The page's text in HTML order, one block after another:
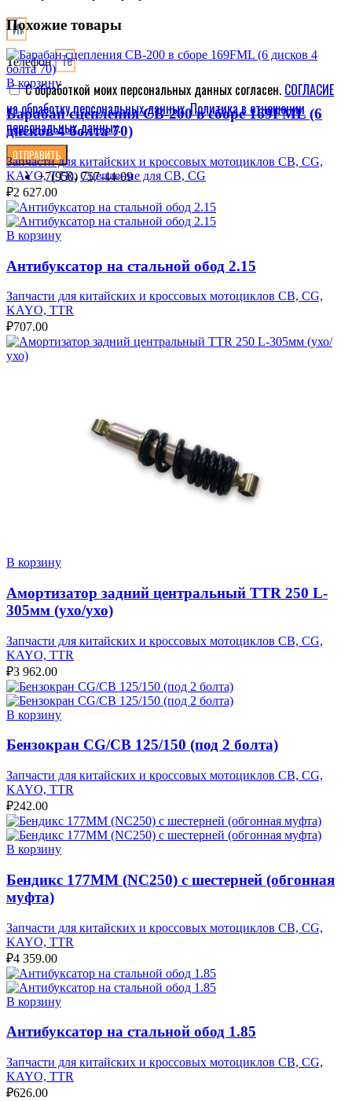
Телефон
С обработкой моих персональных данных согласен. СОГЛАСИЕ
на обработку персональных данных.Политика в отношении
персональных данных.
ОТПРАВИТЬ
+7(950) 757-44-09
Похожие товары
В корзину
Барабан сцепления CB-200 в сборе 169FML (6
дисков 4 болта 70)
Запчасти для китайских и кроссовых мотоциклов CB, CG,
KAYO, TTR,Сцепление для CB, CG
₽2 627.00
В корзину
Антибуксатор на стальной обод 2.15
Запчасти для китайских и кроссовых мотоциклов CB, CG,
KAYO, TTR
₽707.00
В корзину
Амортизатор задний центральный TTR 250 L-
305мм (ухо/ухо)
Запчасти для китайских и кроссовых мотоциклов CB, CG,
KAYO, TTR
₽3 962.00
В корзину
Бензокран CG/CB 125/150 (под 2 болта)
Запчасти для китайских и кроссовых мотоциклов CB, CG,
KAYO, TTR
₽242.00
В корзину
Бендикс 177MM (NC250) с шестерней (обгонная
муфта)
Запчасти для китайских и кроссовых мотоциклов CB, CG,
KAYO, TTR
₽4 359.00
В корзину
Антибуксатор на стальной обод 1.85
Запчасти для китайских и кроссовых мотоциклов CB, CG,
KAYO, TTR
₽626.00